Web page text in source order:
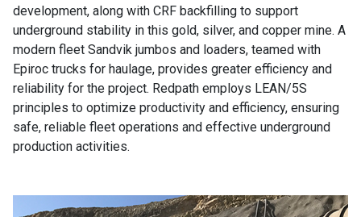
development, along with CRF backfilling to support
underground stability in this gold, silver, and copper mine. A
modern fleet Sandvik jumbos and loaders, teamed with
Epiroc trucks for haulage, provides greater efficiency and
reliability for the project. Redpath employs LEAN/5S
principles to optimize productivity and efficiency, ensuring
safe, reliable fleet operations and effective underground
production activities.